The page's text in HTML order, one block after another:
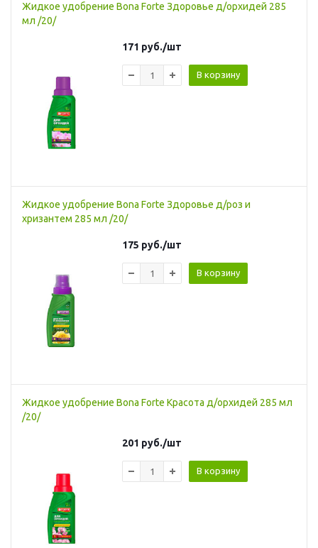
Жидкое удобрение Bona Forte Здоровье д/орхидей 285
мл /20/
171 руб./шт
В корзину
Жидкое удобрение Bona Forte Здоровье д/роз и
хризантем 285 мл /20/
175 руб./шт
В корзину
Жидкое удобрение Bona Forte Красота д/орхидей 285 мл
/20/
201 руб./шт
В корзину